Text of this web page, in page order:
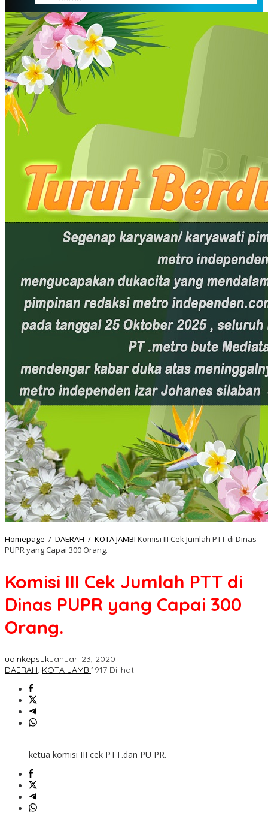
Homepage / DAERAH / KOTA JAMBI Komisi III Cek Jumlah PTT di Dinas
PUPR yang Capai 300 Orang.
Komisi III Cek Jumlah PTT di
Dinas PUPR yang Capai 300
Orang.
udinkepsukJanuari 23, 2020
DAERAH, KOTA JAMBI1917 Dilihat
ketua komisi III cek PTT.dan PU PR.